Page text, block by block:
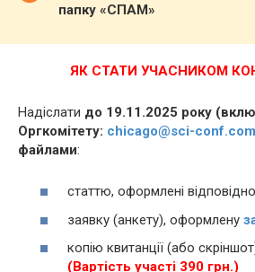
папку «СПАМ»
ЯК СТАТИ УЧАСНИКОМ
Надіслати до 19.11.2025 року
Оргкомітету: chicago@sci-
файлами:
статтю, оформлені відповідно
заявку (анкету), оформлену
копію квитанції (або
(Вартість участі 390 грн.)